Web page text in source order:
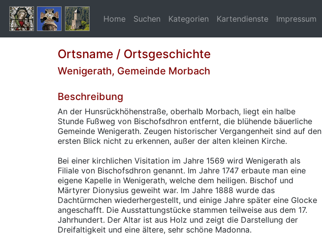
Home Suchen Kategorien Kartendienste Impressum
Ortsname / Ortsgeschichte
Wenigerath, Gemeinde Morbach
Beschreibung
An der Hunsrückhöhenstraße, oberhalb Morbach, liegt ein halbe
Stunde Fußweg von Bischofsdhron entfernt, die blühende bäuerliche
Gemeinde Wenigerath. Zeugen historischer Vergangenheit sind auf den
ersten Blick nicht zu erkennen, außer der alten kleinen Kirche.
Bei einer kirchlichen Visitation im Jahre 1569 wird Wenigerath als
Filiale von Bischofsdhron genannt. Im Jahre 1747 erbaute man eine
eigene Kapelle in Wenigerath, welche dem heiligen. Bischof und
Märtyrer Dionysius geweiht war. Im Jahre 1888 wurde das
Dachtürmchen wiederhergestellt, und einige Jahre später eine Glocke
angeschafft. Die Ausstattungstücke stammen teilweise aus dem 17.
Jahrhundert. Der Altar ist aus Holz und zeigt die Darstellung der
Dreifaltigkeit und eine ältere, sehr schöne Madonna.